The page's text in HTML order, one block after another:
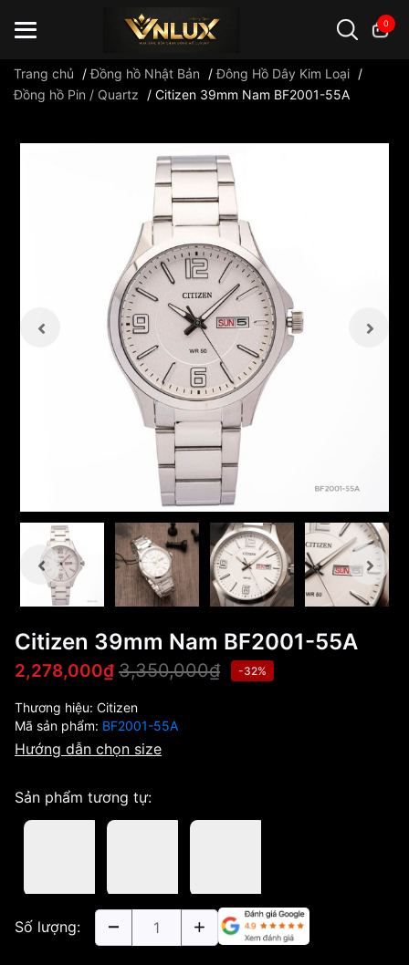
0
Trang chủ /Đồng hồ Nhật Bản /Đông Hồ Dây Kim Loại /
Đồng hồ Pin / Quartz
/ Citizen 39mm Nam BF2001-55A
Citizen 39mm Nam BF2001-55A
2,278,000₫ 3,350,000₫ -32%
Thương hiệu: Citizen
Mã sản phẩm: BF2001-55A
Hướng dẫn chọn size
Sản phẩm tương tự:
Số lượng: